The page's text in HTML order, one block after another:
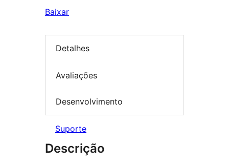
Baixar
Detalhes
Avaliações
Desenvolvimento
Suporte
Descrição